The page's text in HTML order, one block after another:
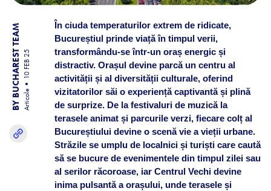
BY BUCHAREST TEAM Articole
10 FEB 25
În ciuda temperaturilor extrem de ridicate,
Bucureștiul prinde viață în timpul verii,
transformându-se într-un oraș energic și
distractiv. Orașul devine parcă un centru al
activității și al diversității culturale, oferind
vizitatorilor săi o experiență captivantă și plină
de surprize. De la festivaluri de muzică la
terasele animat și parcurile verzi, fiecare colț al
Bucureștiului devine o scenă vie a vieții urbane.
Străzile se umplu de localnici și turiști care caută
să se bucure de evenimentele din timpul zilei sau
al serilor răcoroase, iar Centrul Vechi devine
inima pulsantă a orașului, unde terasele și